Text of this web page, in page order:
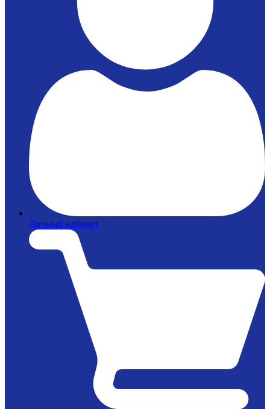
Личный кабинет